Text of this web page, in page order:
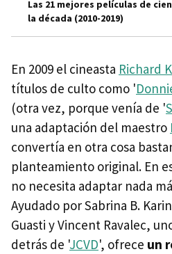
Las 21 mejores películas de
la década (2010-2019)
En 2009 el cineasta Richard
títulos de culto como '
(otra vez, porque venía de '
una adaptación del maestro
convertía en otra cosa
planteamiento original. En
no necesita adaptar nada
Ayudado por Sabrina B.
Guasti y Vincent Ravalec,
detrás de 'JCVD', ofrece un